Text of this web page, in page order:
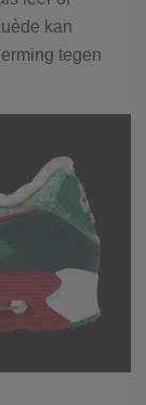
kan
tegen